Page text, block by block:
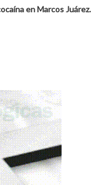
en Marcos Juárez.